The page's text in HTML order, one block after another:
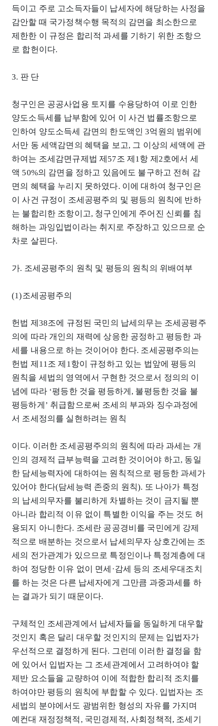
득이고 주로 고소득자들이 납세자에 해당하는 사정을
감안할 때 국가정책수행 목적의 감면을 최소한으로
제한한 이 규정은 합리적 과세를 기하기 위한 조항으
로 합헌이다.
3. 판 단
청구인은 공공사업용 토지를 수용당하여 이로 인한
양도소득세를 납부함에 있어 이 사건 법률조항으로
인하여 양도소득세 감면의 한도액인 3억원의 범위에
서만 동 세액감면의 혜택을 보고, 그 이상의 세액에 관
하여는 조세감면규제법 제57조 제1항 제2호에서 세
액 50%의 감면을 정하고 있음에도 불구하고 전혀 감
면의 혜택을 누리지 못하였다. 이에 대하여 청구인은
이 사건 규정이 조세공평주의 및 평등의 원칙에 반하
는 불합리한 조항이고, 청구인에게 주어진 신뢰를 침
해하는 과잉입법이라는 취지로 주장하고 있으므로 순
차로 살핀다.
가. 조세공평주의 원칙 및 평등의 원칙의 위배여부
(1)조세공평주의
헌법 제38조에 규정된 국민의 납세의무는 조세공평주
의에 따라 개인의 재력에 상응한 공정하고 평등한 과
세를 내용으로 하는 것이어야 한다. 조세공평주의는
헌법 제11조 제1항이 규정하고 있는 법앞에 평등의
원칙을 세법의 영역에서 구현한 것으로서 정의의 이
념에 따라 ‘평등한 것을 평등하게, 불평등한 것을 불
평등하게’ 취급함으로써 조세의 부과와 징수과정에
서 조세정의를 실현하려는 원칙
이다. 이러한 조세공평주의의 원칙에 따라 과세는 개
인의 경제적 급부능력을 고려한 것이어야 하고, 동일
한 담세능력자에 대하여는 원칙적으로 평등한 과세가
있어야 한다(담세능력 존중의 원칙). 또 나아가 특정
의 납세의무자를 불리하게 차별하는 것이 금지될 뿐
아니라 합리적 이유 없이 특별한 이익을 주는 것도 허
용되지 아니한다. 조세란 공공경비를 국민에게 강제
적으로 배분하는 것으로서 납세의무자 상호간에는 조
세의 전가관계가 있으므로 특정인이나 특정계층에 대
하여 정당한 이유 없이 면세·감세 등의 조세우대조치
를 하는 것은 다른 납세자에게 그만큼 과중과세를 하
는 결과가 되기 때문이다.
구체적인 조세관계에서 납세자들을 동일하게 대우할
것인지 혹은 달리 대우할 것인지의 문제는 입법자가
우선적으로 결정하게 된다. 그런데 이러한 결정을 함
에 있어서 입법자는 그 조세관계에서 고려하여야 할
제반 요소들을 교량하여 이에 적합한 합리적 조치를
하여야만 평등의 원칙에 부합할 수 있다. 입법자는 조
세법의 분야에서도 광범위한 형성의 자유를 가지며
예컨대 재정정책적, 국민경제적, 사회정책적, 조세기